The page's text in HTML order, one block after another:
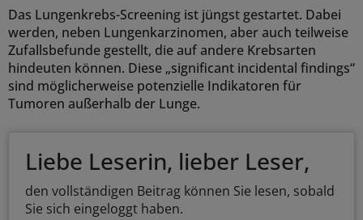
Das Lungenkrebs-Screening ist jüngst gestartet. Dabei
werden, neben Lungenkarzinomen, aber auch teilweise
Zufallsbefunde gestellt, die auf andere Krebsarten
hindeuten können. Diese „significant incidental findings“
sind möglicherweise potenzielle Indikatoren für
Tumoren außerhalb der Lunge.
Liebe Leserin, lieber Leser,
den vollständigen Beitrag können Sie lesen, sobald
Sie sich eingeloggt haben.